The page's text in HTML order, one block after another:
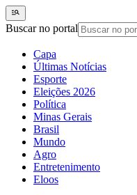
Buscar no portal
Capa
Últimas Notícias
Esporte
Eleições 2026
Política
Minas Gerais
Brasil
Mundo
Agro
Entretenimento
Eloos